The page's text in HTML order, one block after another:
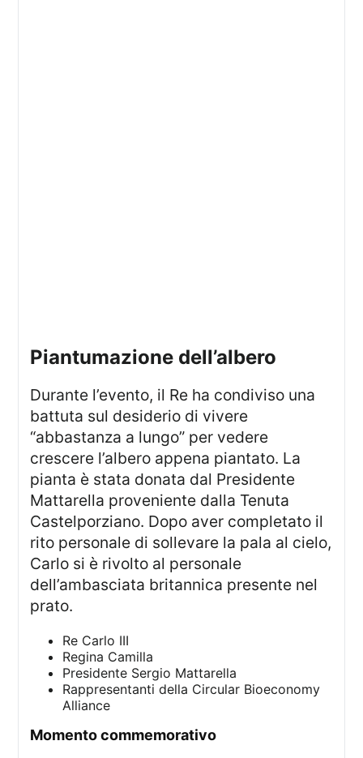
piantumazione dell’albero
Durante l’evento, il Re ha condiviso una
battuta sul desiderio di vivere
“abbastanza a lungo” per vedere
crescere l’albero appena piantato. La
pianta è stata donata dal Presidente
Mattarella proveniente dalla Tenuta
Castelporziano. Dopo aver completato il
rito personale di sollevare la pala al cielo,
Carlo si è rivolto al personale
dell’ambasciata britannica presente nel
prato.
Re Carlo III
Regina Camilla
Presidente Sergio Mattarella
Rappresentanti della Circular Bioeconomy
Alliance
momento commemorativo